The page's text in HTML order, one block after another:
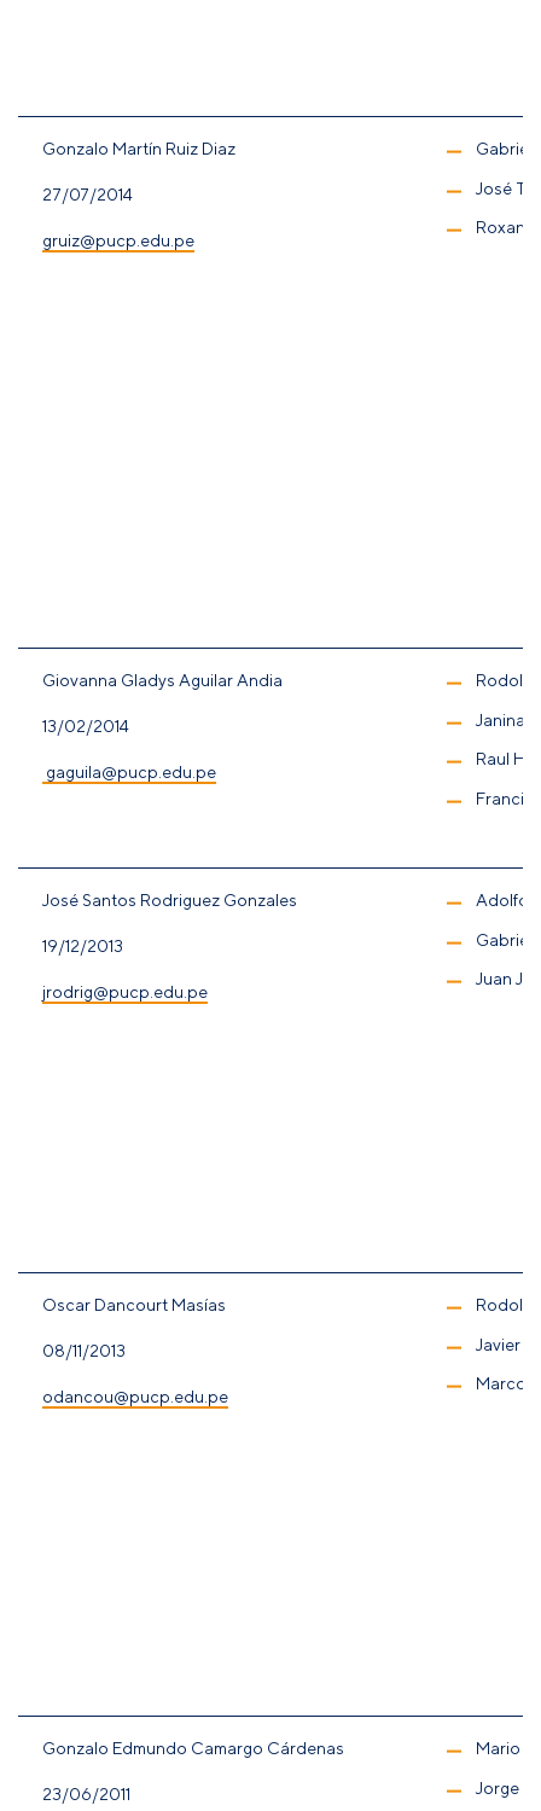
Gonzalo Martín Ruiz Diaz
27/07/2014
gruiz@pucp.edu.pe
José
Roxana
Giovanna Gladys Aguilar Andia
13/02/2014
gaguila@pucp.edu.pe
Janina
Raul
José Santos Rodriguez Gonzales
19/12/2013
jrodrig@pucp.edu.pe
Adolfo
Gabriel
Juan
Oscar Dancourt Masías
08/11/2013
odancou@pucp.edu.pe
Javier
Marco
Gonzalo Edmundo Camargo Cárdenas
23/06/2011
Mario
Jorge